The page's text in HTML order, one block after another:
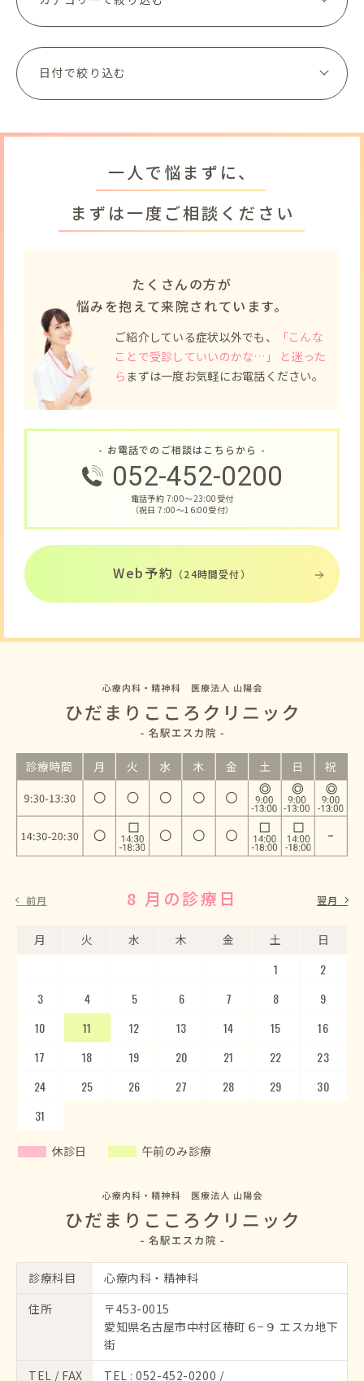
一人で悩まずに、
まずは一度ご相談ください
たくさんの方が
悩みを抱えて来院されています。
ご紹介している症状以外でも、
「こんな
ことで受診していいのかな…」 と迷った
ら まずは一度お気軽にお電話ください。
- お電話でのご相談はこちらから -
052-452-0200
電話予約 7:00〜23:00受付
（祝日 7:00〜16:00受付）
Web予約 （24時間受付）
前月 8 月の診療日
月 火 水 木 金 土 日
1
2
3
4 5 6 7 8
9
10
11 12 13 14 15
16
17
18 19 20 21 22
23
24
25 26 27 28 29
30
31
9 月の診療日
月 火 水 木 金 土 日
5
6
7
8 9 10 11 12
13
14
15 16 17 18 19
20
21
22 23 24 25 26
27
28
29 30
翌月
休診日 午前のみ診療
診療科目
心療内科・精神科
住所
〒453-0015
愛知県名古屋市中村区椿町６−９ エスカ地下
街
TEL / FAX
TEL :052-452-0200 /